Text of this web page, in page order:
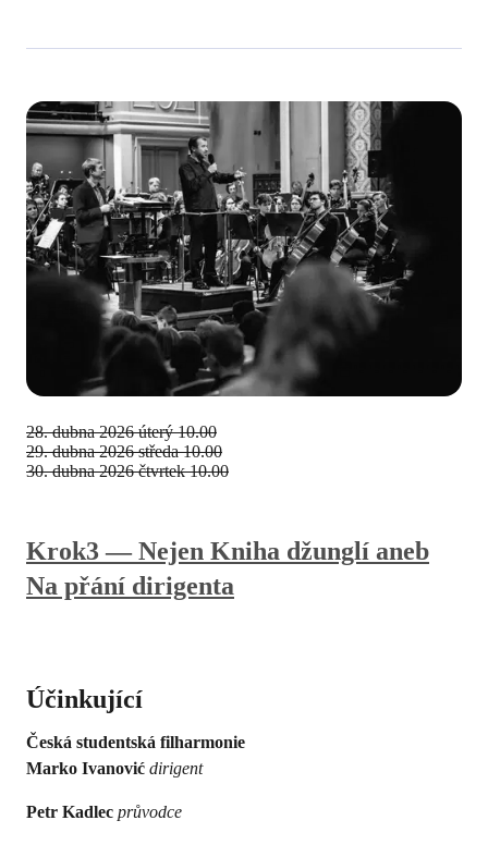
Krok3 — Nejen Kniha džunglí aneb
Na přání dirigenta
Účinkující
Česká studentská filharmonie
Marko Ivanović dirigent
Petr Kadlec průvodce
28. dubna 2026 úterý 10.00
29. dubna 2026 středa 10.00
30. dubna 2026 čtvrtek 10.00